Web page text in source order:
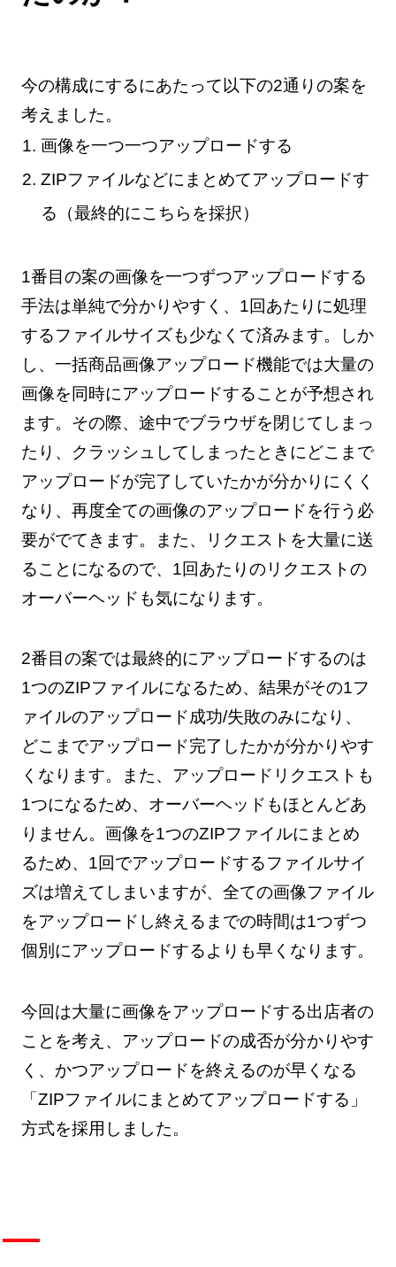
今の構成にするにあたって以下の2通りの案を
考えました。
画像を一つ一つアップロードする
ZIPファイルなどにまとめてアップロードす
る（最終的にこちらを採択）
1番目の案の画像を一つずつアップロードする
手法は単純で分かりやすく、1回あたりに処理
するファイルサイズも少なくて済みます。しか
し、一括商品画像アップロード機能では大量の
画像を同時にアップロードすることが予想され
ます。その際、途中でブラウザを閉じてしまっ
たり、クラッシュしてしまったときにどこまで
アップロードが完了していたかが分かりにくく
なり、再度全ての画像のアップロードを行う必
要がでてきます。また、リクエストを大量に送
ることになるので、1回あたりのリクエストの
オーバーヘッドも気になります。
2番目の案では最終的にアップロードするのは
1つのZIPファイルになるため、結果がその1フ
ァイルのアップロード成功/失敗のみになり、
どこまでアップロード完了したかが分かりやす
くなります。また、アップロードリクエストも
1つになるため、オーバーヘッドもほとんどあ
りません。画像を1つのZIPファイルにまとめ
るため、1回でアップロードするファイルサイ
ズは増えてしまいますが、全ての画像ファイル
をアップロードし終えるまでの時間は1つずつ
個別にアップロードするよりも早くなります。
今回は大量に画像をアップロードする出店者の
ことを考え、アップロードの成否が分かりやす
く、かつアップロードを終えるのが早くなる
「ZIPファイルにまとめてアップロードする」
方式を採用しました。